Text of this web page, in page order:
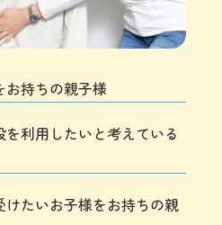
お持ちの親子様
を利用したいと考えている
けたいお子様をお持ちの親